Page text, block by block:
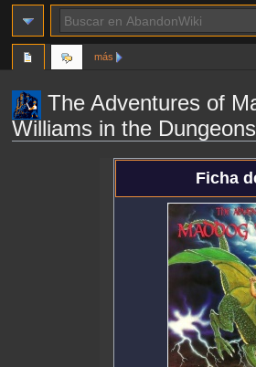
The Adventures of
Williams in the
Ficha
más